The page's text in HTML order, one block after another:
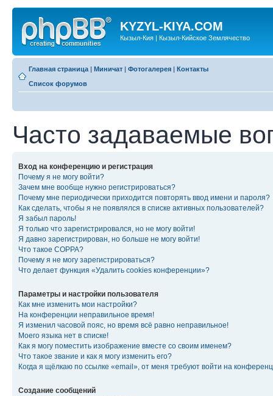
KYZYL-KIYA.COM
Кызыл-Кия | Кызыл-Кийское Землячество
Главная страница | Миничат | Фотогалерея | Контакты
Список форумов
Часто задаваемые
Вход на конференцию и регистрация
Почему я не могу войти?
Зачем мне вообще нужно регистрироваться?
Почему мне периодически приходится повторять ввод имени и пароля?
Как сделать, чтобы я не появлялся в списке активных пользователей?
Я забыл пароль!
Я только что зарегистрировался, но не могу войти!
Я давно зарегистрирован, но больше не могу войти!
Что такое COPPA?
Почему я не могу зарегистрироваться?
Что делает функция «Удалить cookies конференции»?
Параметры и настройки пользователя
Как мне изменить мои настройки?
На конференции неправильное время!
Я изменил часовой пояс, но время всё равно неправильное!
Моего языка нет в списке!
Как я могу поместить изображение вместе со своим именем?
Что такое звание и как я могу изменить его?
Когда я щёлкаю по ссылке «email», от меня требуют войти на
Создание сообщений